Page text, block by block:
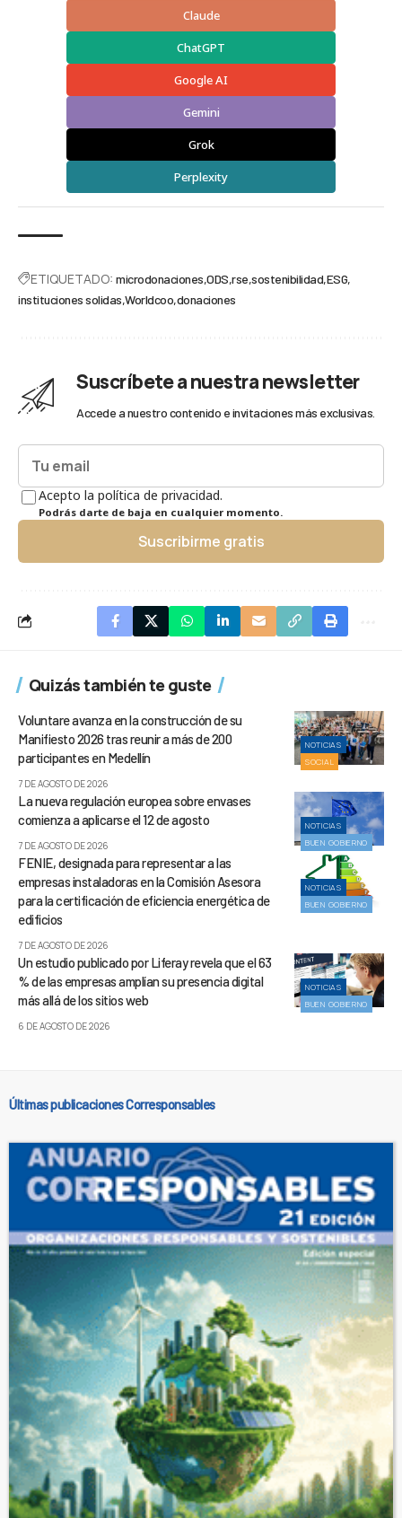
Claude
ChatGPT
Google AI
Gemini
Grok
Perplexity
ETIQUETADO: microdonaciones ODS rse sostenibilidad ESG
instituciones solidas Worldcoo donaciones
Suscríbete a nuestra newsletter
Accede a nuestro contenido e invitaciones más exclusivas.
Acepto la política de privacidad.
Podrás darte de baja en cualquier momento.
Suscribirme gratis
Quizás también te guste
NOTICIAS
SOCIAL
Voluntare avanza en la construcción de su
Manifiesto 2026 tras reunir a más de 200
participantes en Medellín
7 DE AGOSTO DE 2026
NOTICIAS
BUEN GOBIERNO
La nueva regulación europea sobre envases
comienza a aplicarse el 12 de agosto
7 DE AGOSTO DE 2026
NOTICIAS
BUEN GOBIERNO
FENIE, designada para representar a las
empresas instaladoras en la Comisión Asesora
para la certificación de eficiencia energética de
edificios
7 DE AGOSTO DE 2026
NOTICIAS
BUEN GOBIERNO
Un estudio publicado por Liferay revela que el 63
% de las empresas amplían su presencia digital
más allá de los sitios web
6 DE AGOSTO DE 2026
Últimas publicaciones Corresponsables